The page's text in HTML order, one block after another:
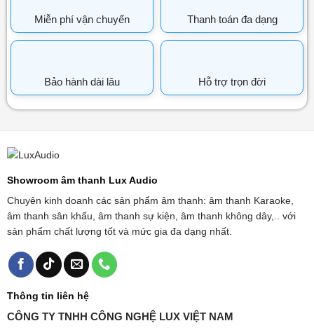
Miễn phí vận chuyển Thanh toán đa dạng
Bảo hành dài lâu Hỗ trợ trọn đời
Showroom âm thanh Lux Audio
Chuyên kinh doanh các sản phẩm âm thanh: âm thanh Karaoke,
âm thanh sân khấu, âm thanh sự kiện, âm thanh không dây,.. với
sản phẩm chất lượng tốt và mức gia đa dạng nhất.
Thông tin liên hệ
CÔNG TY TNHH CÔNG NGHỆ LUX VIỆT NAM